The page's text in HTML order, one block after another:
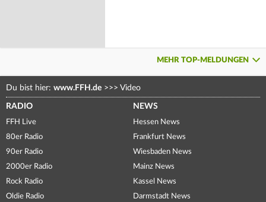
MEHR TOP-MELDUNGEN
Du bist hier: www.FFH.de >>> Video
RADIO
FFH Live
80er Radio
90er Radio
2000er Radio
Rock Radio
Oldie Radio
NEWS
Hessen News
Frankfurt News
Wiesbaden News
Mainz News
Kassel News
Darmstadt News